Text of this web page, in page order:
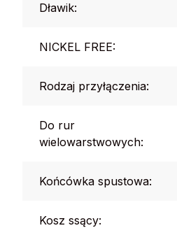
Dławik:
NICKEL FREE:
Rodzaj przyłączenia:
Do rur
wielowarstwowych:
Końcówka spustowa:
Kosz ssący: